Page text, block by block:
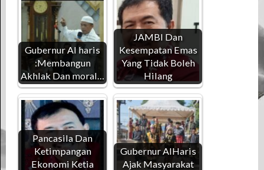
Gubernur Al haris
:Membangun
Akhlak Dan moral…
JAMBI Dan
Kesempatan Emas
Yang Tidak Boleh
Hilang
Pancasila Dan
Ketimpangan
Ekonomi Ketia
Gubernur AlHaris
Ajak Masyarakat